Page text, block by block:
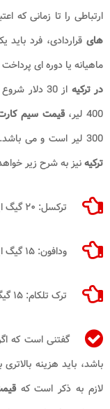
ارتباطی را تا زمانی که
های قراردادی، فرد باید
ماهیانه یا دوره ای
در ترکیه از 30 دلار شروع می شود. به عنوان مثال
400 لیر،
قیمت سیم
300 لیر است و می باشد. لازم به ذکر است که شارژ اولیه
ترکیهنیز به شرح زیر
ترکسل: ۲۰ گیگ اینترنت، ۲۰۰ دقیقه مکالمه و ۱۰۰۰ پیامک
ودافون: ۱۵ گیگ اینترنت، ۵۰۰ دقیقه مکالمه و ۱۰۰۰ پیامک
ترک تلکام: ۱۵ گیگ اینترنت، ۵۰۰ دقیقه مکالمه و ۱۰۰۰ پیامک
گفتنی است که
باشد، باید هزینه
لازم به ذکر است که